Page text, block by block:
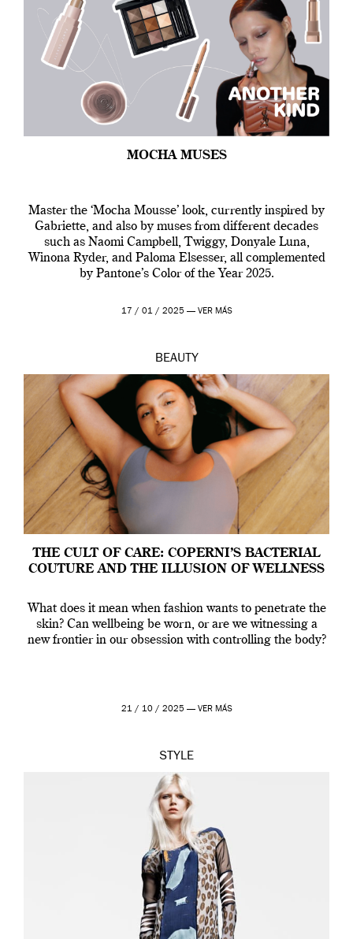
MOCHA MUSES
Master the ‘Mocha Mousse’ look, currently inspired by
Gabriette, and also by muses from different decades
such as Naomi Campbell, Twiggy, Donyale Luna,
Winona Ryder, and Paloma Elsesser, all complemented
by Pantone’s Color of the Year 2025.
17 / 01 / 2025 — VER MÁS
BEAUTY
THE CULT OF CARE: COPERNI’S BACTERIAL
COUTURE AND THE ILLUSION OF WELLNESS
What does it mean when fashion wants to penetrate the
skin? Can wellbeing be worn, or are we witnessing a
new frontier in our obsession with controlling the body?
21 / 10 / 2025 — VER MÁS
STYLE